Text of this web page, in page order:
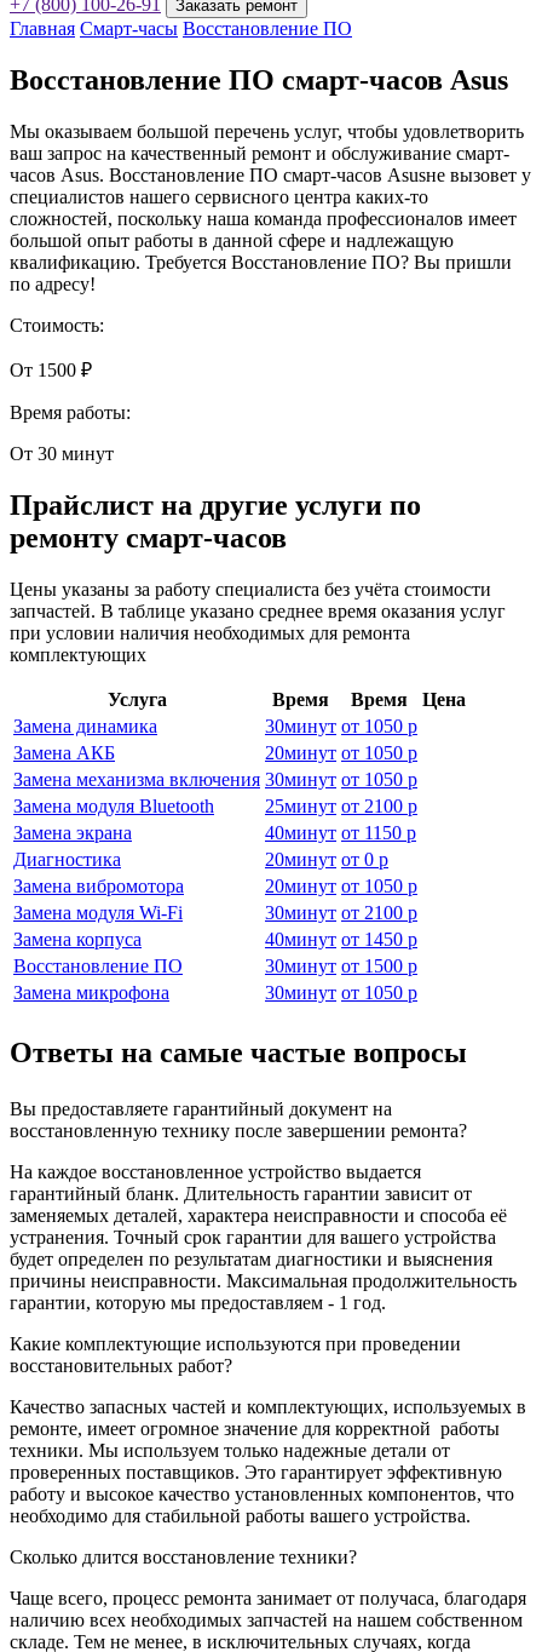
+7 (800) 100-26-91 Заказать ремонт
Главная Смарт-часы Восстановление ПО
Восстановление ПО смарт-часов Asus
Мы оказываем большой перечень услуг, чтобы удовлетворить
ваш запрос на качественный ремонт и обслуживание смарт-
часов Asus. Восстановление ПО смарт-часов Asusне вызовет у
специалистов нашего сервисного центра каких-то
сложностей, поскольку наша команда профессионалов имеет
большой опыт работы в данной сфере и надлежащую
квалификацию. Требуется Восстановление ПО? Вы пришли
по адресу!
Стоимость:
От 1500 ₽
Время работы:
От 30 минут
Прайслист на другие услуги по
ремонту смарт-часов
Цены указаны за работу специалиста без учёта стоимости
запчастей. В таблице указано среднее время оказания услуг
при условии наличия необходимых для ремонта
комплектующих
Услуга Время Время
Цена
Замена динамика
30минут от 1050 р
Замена АКБ
20минут от 1050 р
Замена механизма включения 30минут от 1050 р
Замена модуля Bluetooth
25минут от 2100 р
Замена экрана
40минут от 1150 р
Диагностика
20минут от 0 р
Замена вибромотора
20минут от 1050 р
Замена модуля Wi-Fi
30минут от 2100 р
Замена корпуса
40минут от 1450 р
Восстановление ПО
30минут от 1500 р
Замена микрофона
30минут от 1050 р
Ответы на самые частые вопросы
Вы предоставляете гарантийный документ на
восстановленную технику после завершении ремонта?
На каждое восстановленное устройство выдается
гарантийный бланк. Длительность гарантии зависит от
заменяемых деталей, характера неисправности и способа её
устранения. Точный срок гарантии для вашего устройства
будет определен по результатам диагностики и выяснения
причины неисправности. Максимальная продолжительность
гарантии, которую мы предоставляем - 1 год.
Какие комплектующие используются при проведении
восстановительных работ?
Качество запасных частей и комплектующих, используемых в
ремонте, имеет огромное значение для корректной работы
техники. Мы используем только надежные детали от
проверенных поставщиков. Это гарантирует эффективную
работу и высокое качество установленных компонентов, что
необходимо для стабильной работы вашего устройства.
Сколько длится восстановление техники?
Чаще всего, процесс ремонта занимает от получаса, благодаря
наличию всех необходимых запчастей на нашем собственном
складе. Тем не менее, в исключительных случаях, когда